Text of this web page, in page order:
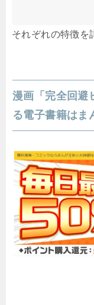
それぞれの特徴を
漫画「完全回避
る電子書籍はま